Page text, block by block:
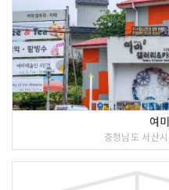
여
충청남도 서산